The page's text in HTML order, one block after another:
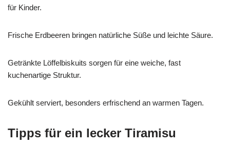
für Kinder.
Frische Erdbeeren bringen natürliche Süße und leichte Säure.
Getränkte Löffelbiskuits sorgen für eine weiche, fast
kuchenartige Struktur.
Gekühlt serviert, besonders erfrischend an warmen Tagen.
Tipps für ein lecker Tiramisu